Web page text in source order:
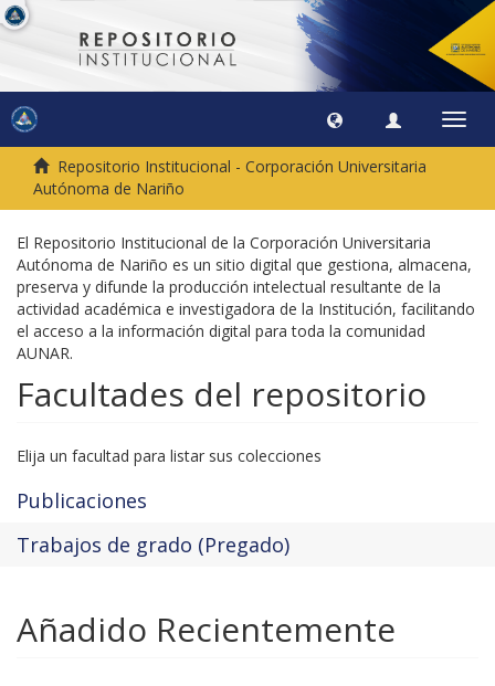
Repositorio Institucional - Corporación Universitaria
Autónoma de Nariño
El Repositorio Institucional de la Corporación Universitaria
Autónoma de Nariño es un sitio digital que gestiona, almacena,
preserva y difunde la producción intelectual resultante de la
actividad académica e investigadora de la Institución, facilitando
el acceso a la información digital para toda la comunidad
AUNAR.
Facultades del repositorio
Elija un facultad para listar sus colecciones
Publicaciones
Trabajos de grado (Pregado)
Añadido Recientemente